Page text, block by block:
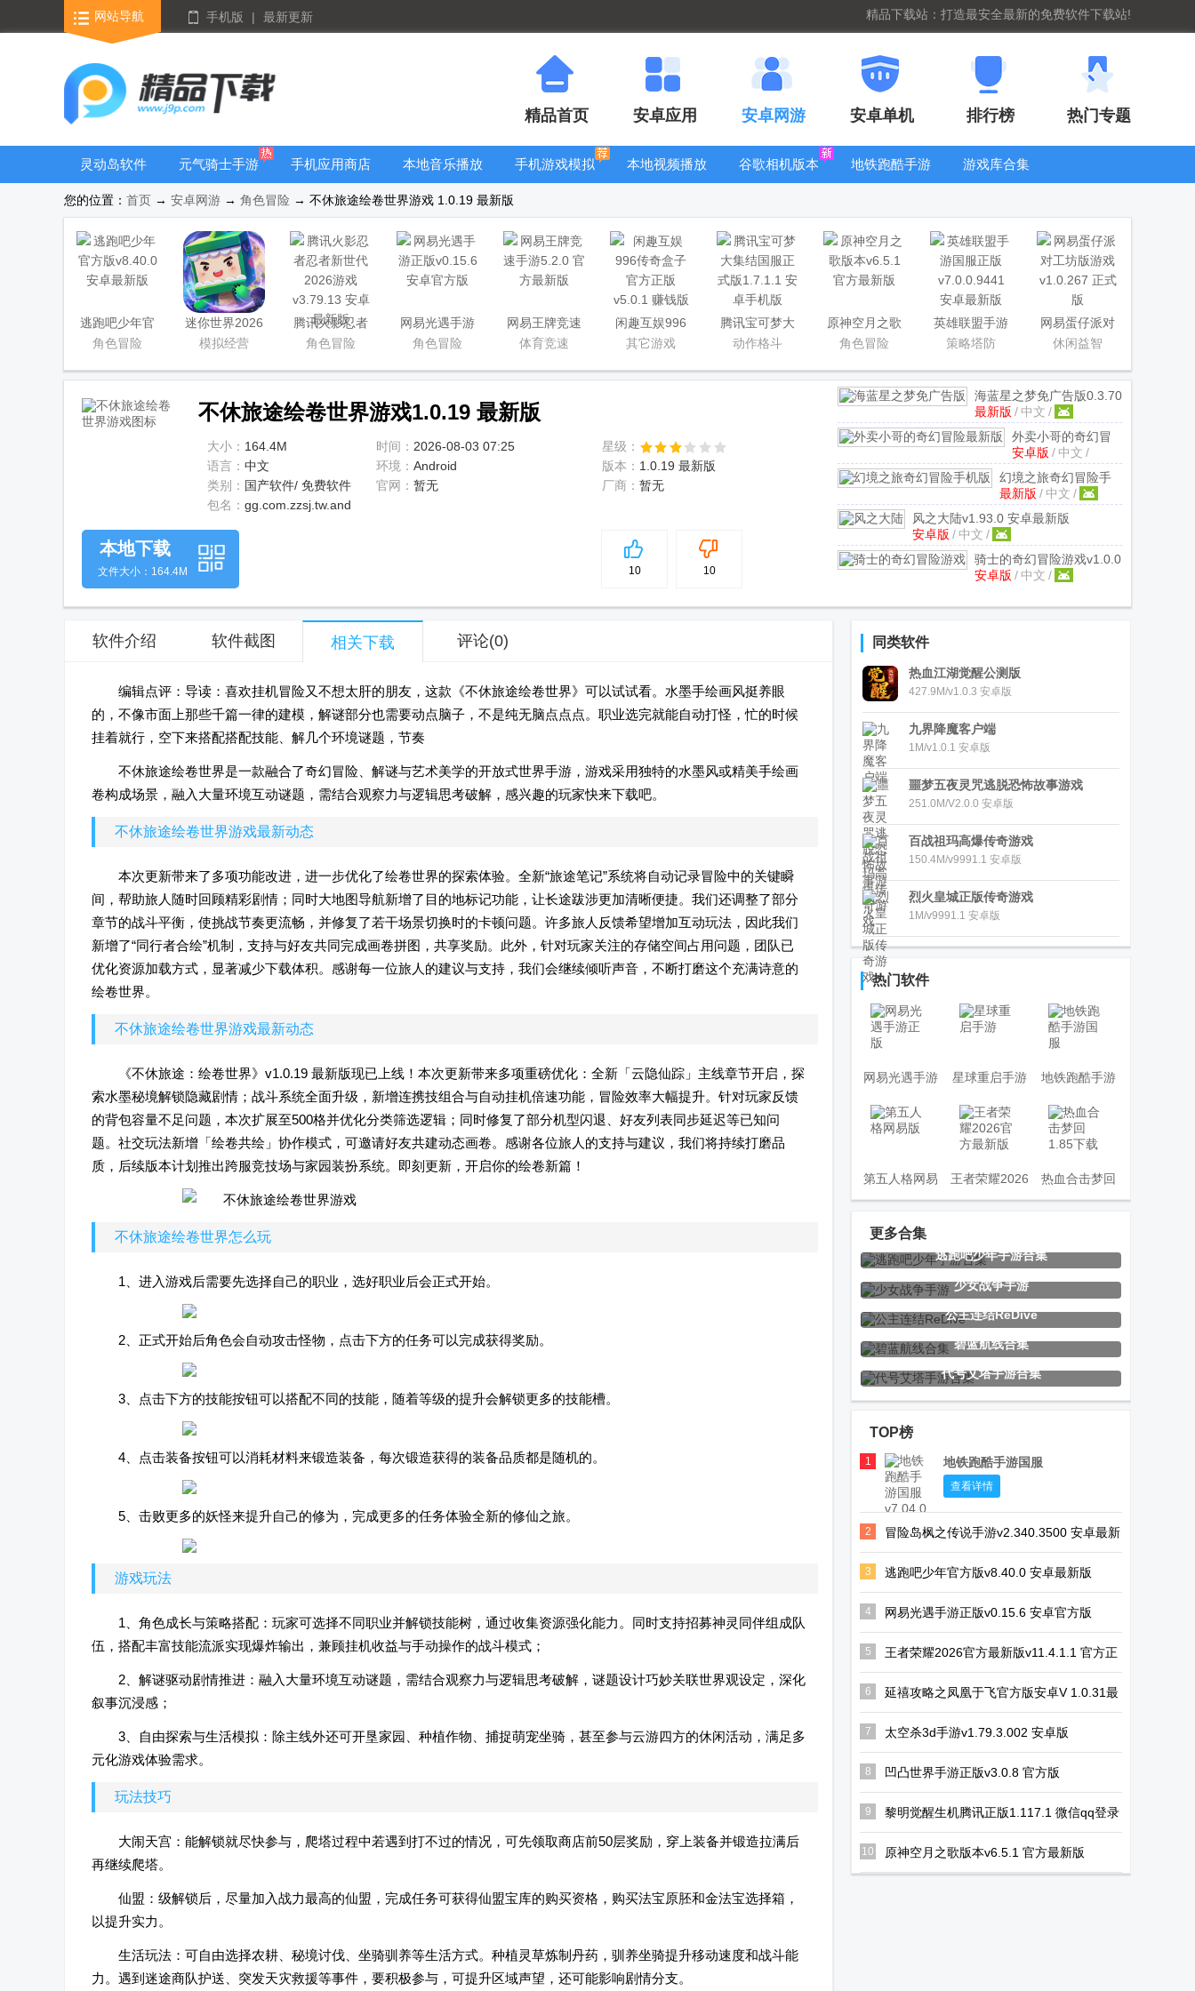
网站导航 手机版 | 最新更新 精品下载站：打造最安全最新的免费软件下载站!
精品首页 安卓应用 安卓网游 安卓单机 排行榜 热门专题
灵动岛软件
元气骑士手游
手机应用商店
本地音乐播放
手机游戏模拟
本地视频播放
谷歌相机版本
地铁跑酷手游
游戏库合集
您的位置： 首页 → 安卓网游 → 角色冒险 → 不休旅途绘卷世界游戏 1.0.19 最新版
逃跑吧少年官
方版
角色冒险
迷你世界2026
最新升级版
模拟经营
腾讯火影忍者
忍者新世代
角色冒险
网易光遇手游
正版
角色冒险
网易王牌竞速
手游
体育竞速
闲趣互娱996
传奇盒子官方
其它游戏
腾讯宝可梦大
集结国服正式
动作格斗
原神空月之歌
版本
角色冒险
英雄联盟手游
国服正版
策略塔防
网易蛋仔派对
工坊版游戏
休闲益智
不休旅途绘卷世界游戏1.0.19 最新版
大小： 164.4M 时间： 2026-08-03 07:25
星级：
语言： 中文 环境： Android 版本： 1.0.19 最新版
类别： 国产软件/ 免费软件 官网： 暂无 厂商： 暂无
包名： gg.com.zzsj.tw.and
海蓝星之梦免广告版0.3.70
最新版
最新版 / 中文 /
外卖小哥的奇幻冒
险最新版1.4 安卓版
安卓版 / 中文 /
幻境之旅奇幻冒险手
机版v0.12 最新版
最新版 / 中文 /
风之大陆v1.93.0 安卓最新版
安卓版 / 中文 /
骑士的奇幻冒险游戏v1.0.0
安卓版
安卓版 / 中文 /
5
10 10
本地下载
文件大小：164.4M
软件介绍 软件截图 相关下载 评论(0)
编辑点评：导读：喜欢挂机冒险又不想太肝的朋友，这款《不休旅途绘卷世界》可以试试看。水墨手绘画风挺养眼
的，不像市面上那些千篇一律的建模，解谜部分也需要动点脑子，不是纯无脑点点点。职业选完就能自动打怪，忙的时候
挂着就行，空下来搭配搭配技能、解几个环境谜题，节奏
不休旅途绘卷世界是一款融合了奇幻冒险、解谜与艺术美学的开放式世界手游，游戏采用独特的水墨风或精美手绘画
卷构成场景，融入大量环境互动谜题，需结合观察力与逻辑思考破解，感兴趣的玩家快来下载吧。
不休旅途绘卷世界游戏最新动态
本次更新带来了多项功能改进，进一步优化了绘卷世界的探索体验。全新“旅途笔记”系统将自动记录冒险中的关键瞬
间，帮助旅人随时回顾精彩剧情；同时大地图导航新增了目的地标记功能，让长途跋涉更加清晰便捷。我们还调整了部分
章节的战斗平衡，使挑战节奏更流畅，并修复了若干场景切换时的卡顿问题。许多旅人反馈希望增加互动玩法，因此我们
新增了“同行者合绘”机制，支持与好友共同完成画卷拼图，共享奖励。此外，针对玩家关注的存储空间占用问题，团队已
优化资源加载方式，显著减少下载体积。感谢每一位旅人的建议与支持，我们会继续倾听声音，不断打磨这个充满诗意的
绘卷世界。
不休旅途绘卷世界游戏最新动态
《不休旅途：绘卷世界》v1.0.19 最新版现已上线！本次更新带来多项重磅优化：全新「云隐仙踪」主线章节开启，探
索水墨秘境解锁隐藏剧情；战斗系统全面升级，新增连携技组合与自动挂机倍速功能，冒险效率大幅提升。针对玩家反馈
的背包容量不足问题，本次扩展至500格并优化分类筛选逻辑；同时修复了部分机型闪退、好友列表同步延迟等已知问
题。社交玩法新增「绘卷共绘」协作模式，可邀请好友共建动态画卷。感谢各位旅人的支持与建议，我们将持续打磨品
质，后续版本计划推出跨服竞技场与家园装扮系统。即刻更新，开启你的绘卷新篇！
不休旅途绘卷世界怎么玩
1、进入游戏后需要先选择自己的职业，选好职业后会正式开始。
2、正式开始后角色会自动攻击怪物，点击下方的任务可以完成获得奖励。
3、点击下方的技能按钮可以搭配不同的技能，随着等级的提升会解锁更多的技能槽。
4、点击装备按钮可以消耗材料来锻造装备，每次锻造获得的装备品质都是随机的。
5、击败更多的妖怪来提升自己的修为，完成更多的任务体验全新的修仙之旅。
游戏玩法
1、角色成长与策略搭配：玩家可选择不同职业并解锁技能树，通过收集资源强化能力。同时支持招募神灵同伴组成队
伍，搭配丰富技能流派实现爆炸输出，兼顾挂机收益与手动操作的战斗模式；
2、解谜驱动剧情推进：融入大量环境互动谜题，需结合观察力与逻辑思考破解，谜题设计巧妙关联世界观设定，深化
叙事沉浸感；
3、自由探索与生活模拟：除主线外还可开垦家园、种植作物、捕捉萌宠坐骑，甚至参与云游四方的休闲活动，满足多
元化游戏体验需求。
玩法技巧
大闹天宫：能解锁就尽快参与，爬塔过程中若遇到打不过的情况，可先领取商店前50层奖励，穿上装备并锻造拉满后
再继续爬塔。
仙盟：级解锁后，尽量加入战力最高的仙盟，完成任务可获得仙盟宝库的购买资格，购买法宝原胚和金法宝选择箱，
以提升实力。
生活玩法：可自由选择农耕、秘境讨伐、坐骑驯养等生活方式。种植灵草炼制丹药，驯养坐骑提升移动速度和战斗能
力。遇到迷途商队护送、突发天灾救援等事件，要积极参与，可提升区域声望，还可能影响剧情分支。
同类软件
热血江湖觉醒公测版
427.9M/v1.0.3 安卓版
九界降魔客户端
1M/v1.0.1 安卓版
噩梦五夜灵咒逃脱恐怖故事游戏
251.0M/V2.0.0 安卓版
百战祖玛高爆传奇游戏
150.4M/v9991.1 安卓版
烈火皇城正版传奇游戏
1M/v9991.1 安卓版
热门软件
网易光遇手游
正版
星球重启手游
地铁跑酷手游
国服
第五人格网易
版
王者荣耀2026
官方最新版
热血合击梦回
1.85下载
影魔传说手游
汉家江湖先行
双人成行大冒
吃东西吓唬人
G沙盒复仇
冲鸭变速器
app纯净版
欲望国度
Pro免谷歌验
证已付费版
星之救援者
Star Savior日
服测试版
女审判云游戏
服先锋服
(Eggy Party)
更多合集
逃跑吧少年手游合集
少女战争手游
公主连结ReDive
碧蓝航线合集
代号艾塔手游合集
TOP榜
1 地铁跑酷手游国服
查看详情
2
冒险岛枫之传说手游v2.340.3500 安卓最新
版
3 逃跑吧少年官方版v8.40.0 安卓最新版
4 网易光遇手游正版v0.15.6 安卓官方版
5
王者荣耀2026官方最新版v11.4.1.1 官方正
版
6
延禧攻略之凤凰于飞官方版安卓V 1.0.31最
新版
7 太空杀3d手游v1.79.3.002 安卓版
8 凹凸世界手游正版v3.0.8 官方版
9
黎明觉醒生机腾讯正版1.117.1 微信qq登录
版
10 原神空月之歌版本v6.5.1 官方最新版